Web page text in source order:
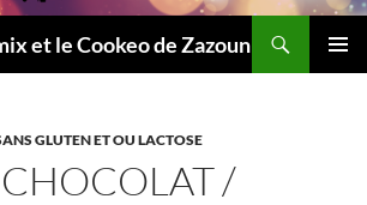
et le Cookeo de Zazoun
GLUTEN ET OU LACTOSE
/